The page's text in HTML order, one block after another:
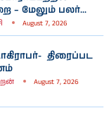
– மேலும் பலர்...
August 7, 2026
திரைப்பட
August 7, 2026